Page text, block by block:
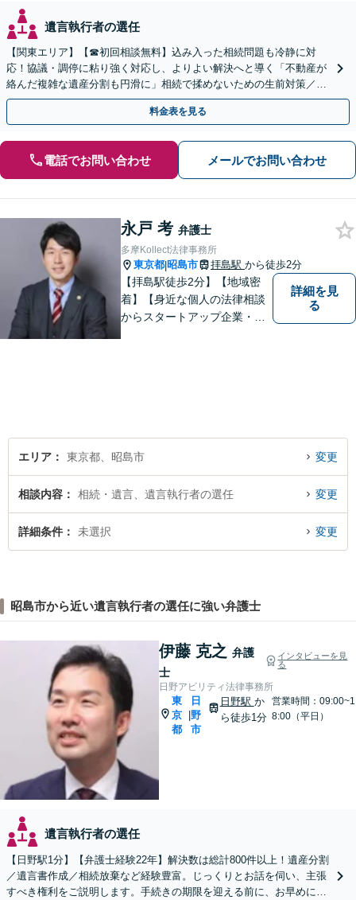
遺言執行者の選任
【関東エリア】【☎︎初回相談無料】込み入った相続問題も冷静に対
応！協議・調停に粘り強く対応し、よりよい解決へと導く「不動産が
絡んだ複雑な遺産分割も円滑に」相続で揉めないための生前対策／遺
言書の作成から執行【夜間相談可】【有楽町駅1分】
料金表を見る
電話でお問い合わせ メールでお問い合わせ
永戸 考 弁護士
多摩Kollect法律事務所
東京都|昭島市 拝島駅 から徒歩2分
【拝島駅徒歩2分】【地域密
着】【身近な個人の法律相談
からスタートアップ企業・中
詳細を見
る
エリア 東京都、昭島市 変更
相談内容 相続・遺言、遺言執行者の選任 変更
詳細条件 未選択 変更
昭島市から近い遺言執行者の選任に強い弁護士
伊藤 克之 弁護
士
インタビューを見
る
日野アビリティ法律事務所
東
京
都
日
野
市
日野駅 か
ら徒歩1分
営業時間：09:00~1
8:00（平日）
遺言執行者の選任
【日野駅1分】【弁護士経験22年】解決数は総計800件以上！遺産分割
／遺言書作成／相続放棄など経験豊富。じっくりとお話を伺い、主張
すべき権利をご説明します。手続きの期限を迎える前に、お早めにご